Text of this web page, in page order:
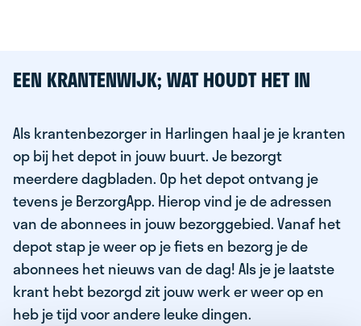
EEN KRANTENWIJK; WAT HOUDT HET IN
Als krantenbezorger in Harlingen haal je je kranten
op bij het depot in jouw buurt. Je bezorgt
meerdere dagbladen. Op het depot ontvang je
tevens je BerzorgApp. Hierop vind je de adressen
van de abonnees in jouw bezorggebied. Vanaf het
depot stap je weer op je fiets en bezorg je de
abonnees het nieuws van de dag! Als je je laatste
krant hebt bezorgd zit jouw werk er weer op en
heb je tijd voor andere leuke dingen.